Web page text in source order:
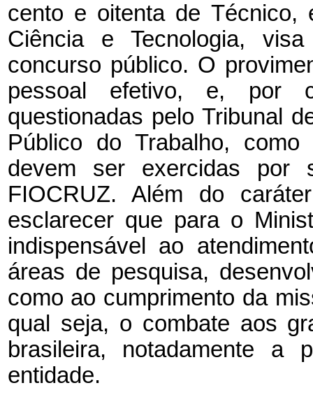
cento e oitenta de
Ciência e Tecnologia,
concurso público. O
pessoal efetivo, e, por
questionadas pelo Tribunal
Público do Trabalho,
devem ser exercidas por
FIOCRUZ. Além do
esclarecer que para o
indispensável ao
áreas de pesquisa,
como ao cumprimento da
qual seja, o combate aos
brasileira, notadamente
entidade.